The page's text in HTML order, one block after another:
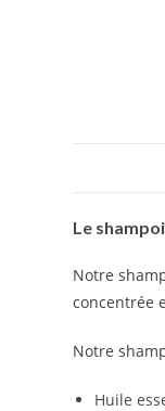
Le
Notre
concentrée
Notre
Huile